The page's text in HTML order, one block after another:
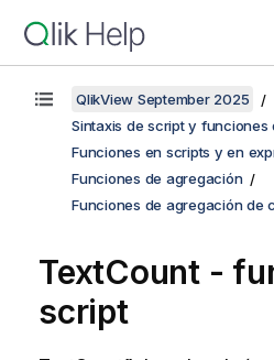
QlikView September 2025
Sintaxis de script y funciones
Funciones en scripts y en
Funciones de agregación
Funciones de agregación de
TextCount -
script